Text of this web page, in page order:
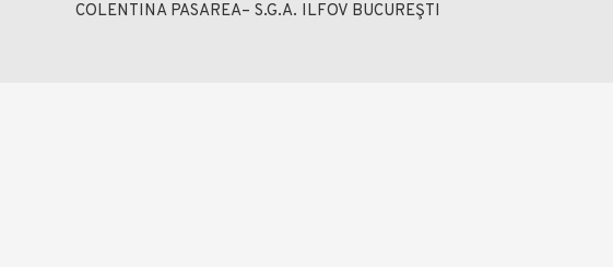
COLENTINA PASAREA– S.G.A. ILFOV BUCUREŞTI